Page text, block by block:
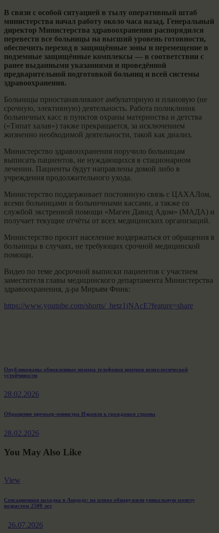
В связи с особой ситуацией в тылу оперативный штаб
министерства начал работу около часа назад. Генеральный
директор Министерства здравоохранения распорядился
перевести все больницы на высший уровень готовности,
обеспечить переход в защищённые зоны и перемещение в
подземные защищённые комплексы — в соответствии с
ранее выданными указаниями и проведённой
предварительной подготовкой больниц и всей системы
здравоохранения.
Больницы приостанавливают амбулаторную и плановую (не
срочную, элективную) деятельность. Работа поликлиник
больничных касс и пунктов охраны материнства и детства
(«Типат халав») также прекращается, за исключением
жизненно необходимой деятельности, такой как диализ.
Министерство здравоохранения поручило больницам
выписать пациентов, не нуждающихся в стационарном
лечении. Пациенты будут направлены домой либо в
учреждения продолжительного ухода.
Министерство поддерживает постоянную связь с ЦАХАЛом,
всеми больницами и больничными кассами, а также со
службой экстренной помощи «Маген Давид Адом» (МАДА) и
получает текущие отчёты от всех медицинских организаций.
Министерство просит население воздержаться от обращения в
больницы в случаях, не требующих срочной медицинской
помощи.
Видео по теме досрочной выписки пациентов с участием
заместителя главы медицинского департамента Министерства
здравоохранения, д-ра Мирьям Финк:
https://www.youtube.com/shorts/_hetz1jNAcE?feature=share
Навигация
записям
Previous
post:
Опубликованы обновленные номера телефонов центров психологической
устойчивости
28.02.2026
Next
Обращение премьер-министра Израиля к гражданам страны
28.02.2026
You May Also Like
View
Сенсационная находка в Ашдоде: на пляже обнаружили уникальную монету
возрастом 2500 лет
26.07.2026